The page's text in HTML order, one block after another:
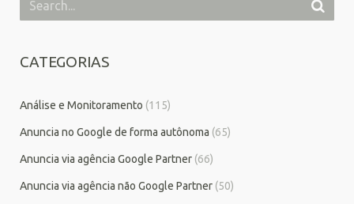
CATEGORIAS
Análise e Monitoramento (115)
Anuncia no Google de forma autônoma (65)
Anuncia via agência Google Partner (66)
Anuncia via agência não Google Partner (50)